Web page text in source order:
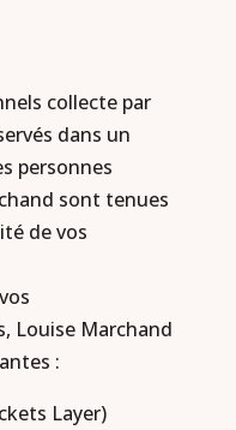
collecte par
dans un
personnes
sont tenues
de vos
Louise Marchand
:
Layer)